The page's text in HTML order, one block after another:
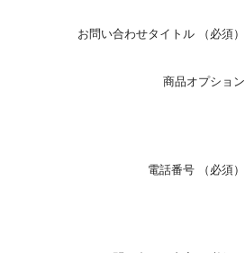
お問い合わせタイトル （必須）
商品オプション
電話番号 （必須）